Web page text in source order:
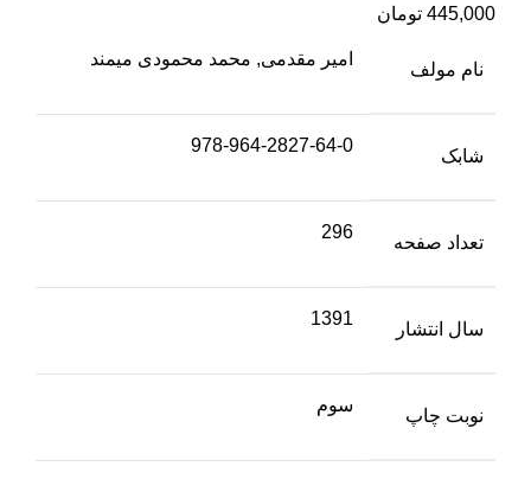
445,000 تومان
نام مولف
امیر مقدمی, محمد محمودی میمند
شابک
978-964-2827-64-0
تعداد صفحه
296
سال انتشار
1391
نوبت چاپ
سوم